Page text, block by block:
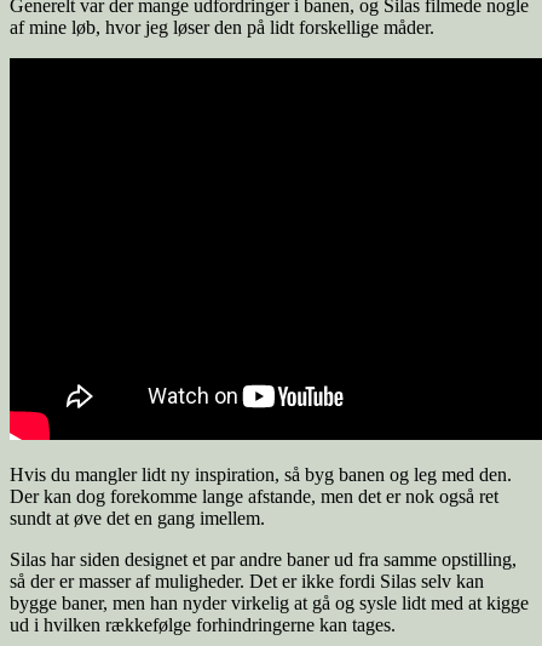
Generelt var der mange udfordringer i banen, og Silas filmede nogle
af mine løb, hvor jeg løser den på lidt forskellige måder.
Hvis du mangler lidt ny inspiration, så byg banen og leg med den.
Der kan dog forekomme lange afstande, men det er nok også ret
sundt at øve det en gang imellem.
Silas har siden designet et par andre baner ud fra samme opstilling,
så der er masser af muligheder. Det er ikke fordi Silas selv kan
bygge baner, men han nyder virkelig at gå og sysle lidt med at kigge
ud i hvilken rækkefølge forhindringerne kan tages.